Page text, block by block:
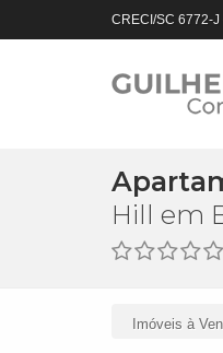
CRECI/SC 6772-J
Hill em
Imóveis à